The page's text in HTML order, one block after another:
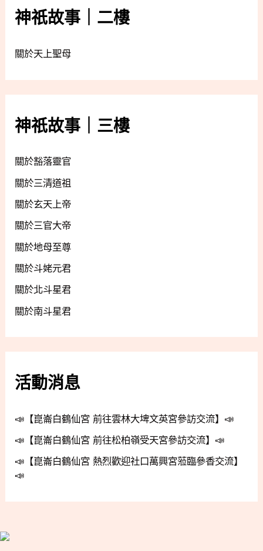
神祇故事｜二樓
關於天上聖母
神祇故事｜三樓
關於豁落靈官
關於三清道祖
關於玄天上帝
關於三官大帝
關於地母至尊
關於斗姥元君
關於北斗星君
關於南斗星君
活動消息
📣【崑崙白鶴仙宮 前往雲林大埤文英宮參訪交流】📣
📣【崑崙白鶴仙宮 前往松柏嶺受天宮參訪交流】📣
📣【崑崙白鶴仙宮 熱烈歡迎社口萬興宮蒞臨參香交流】
📣